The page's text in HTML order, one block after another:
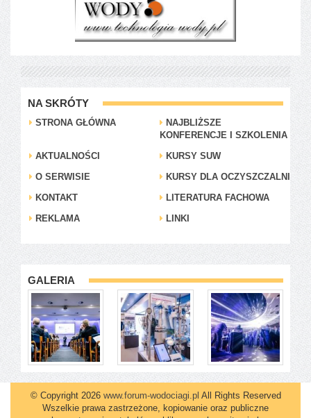
NA SKRÓTY
STRONA GŁÓWNA
NAJBLIŻSZE
KONFERENCJE I SZKOLENIA
AKTUALNOŚCI
KURSY SUW
O SERWISIE
KURSY DLA OCZYSZCZALNI
KONTAKT
LITERATURA FACHOWA
REKLAMA
LINKI
GALERIA
© Copyright 2026 www.forum-wodociagi.pl All Rights Reserved
Wszelkie prawa zastrzeżone, kopiowanie oraz publiczne